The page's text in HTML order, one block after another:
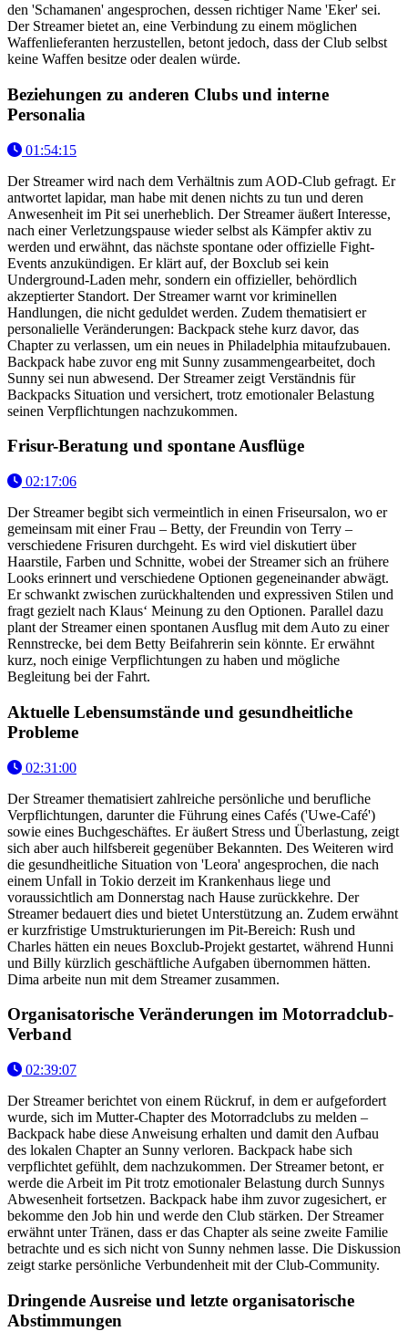
den 'Schamanen' angesprochen, dessen richtiger Name 'Eker' sei.
Der Streamer bietet an, eine Verbindung zu einem möglichen
Waffenlieferanten herzustellen, betont jedoch, dass der Club selbst
keine Waffen besitze oder dealen würde.
Beziehungen zu anderen Clubs und interne
Personalia
01:54:15
Der Streamer wird nach dem Verhältnis zum AOD-Club gefragt. Er
antwortet lapidar, man habe mit denen nichts zu tun und deren
Anwesenheit im Pit sei unerheblich. Der Streamer äußert Interesse,
nach einer Verletzungspause wieder selbst als Kämpfer aktiv zu
werden und erwähnt, das nächste spontane oder offizielle Fight-
Events anzukündigen. Er klärt auf, der Boxclub sei kein
Underground-Laden mehr, sondern ein offizieller, behördlich
akzeptierter Standort. Der Streamer warnt vor kriminellen
Handlungen, die nicht geduldet werden. Zudem thematisiert er
personalielle Veränderungen: Backpack stehe kurz davor, das
Chapter zu verlassen, um ein neues in Philadelphia mitaufzubauen.
Backpack habe zuvor eng mit Sunny zusammengearbeitet, doch
Sunny sei nun abwesend. Der Streamer zeigt Verständnis für
Backpacks Situation und versichert, trotz emotionaler Belastung
seinen Verpflichtungen nachzukommen.
Frisur-Beratung und spontane Ausflüge
02:17:06
Der Streamer begibt sich vermeintlich in einen Friseursalon, wo er
gemeinsam mit einer Frau – Betty, der Freundin von Terry –
verschiedene Frisuren durchgeht. Es wird viel diskutiert über
Haarstile, Farben und Schnitte, wobei der Streamer sich an frühere
Looks erinnert und verschiedene Optionen gegeneinander abwägt.
Er schwankt zwischen zurückhaltenden und expressiven Stilen und
fragt gezielt nach Klaus‘ Meinung zu den Optionen. Parallel dazu
plant der Streamer einen spontanen Ausflug mit dem Auto zu einer
Rennstrecke, bei dem Betty Beifahrerin sein könnte. Er erwähnt
kurz, noch einige Verpflichtungen zu haben und mögliche
Begleitung bei der Fahrt.
Aktuelle Lebensumstände und gesundheitliche
Probleme
02:31:00
Der Streamer thematisiert zahlreiche persönliche und berufliche
Verpflichtungen, darunter die Führung eines Cafés ('Uwe-Café')
sowie eines Buchgeschäftes. Er äußert Stress und Überlastung, zeigt
sich aber auch hilfsbereit gegenüber Bekannten. Des Weiteren wird
die gesundheitliche Situation von 'Leora' angesprochen, die nach
einem Unfall in Tokio derzeit im Krankenhaus liege und
voraussichtlich am Donnerstag nach Hause zurückkehre. Der
Streamer bedauert dies und bietet Unterstützung an. Zudem erwähnt
er kurzfristige Umstrukturierungen im Pit-Bereich: Rush und
Charles hätten ein neues Boxclub-Projekt gestartet, während Hunni
und Billy kürzlich geschäftliche Aufgaben übernommen hätten.
Dima arbeite nun mit dem Streamer zusammen.
Organisatorische Veränderungen im Motorradclub-
Verband
02:39:07
Der Streamer berichtet von einem Rückruf, in dem er aufgefordert
wurde, sich im Mutter-Chapter des Motorradclubs zu melden –
Backpack habe diese Anweisung erhalten und damit den Aufbau
des lokalen Chapter an Sunny verloren. Backpack habe sich
verpflichtet gefühlt, dem nachzukommen. Der Streamer betont, er
werde die Arbeit im Pit trotz emotionaler Belastung durch Sunnys
Abwesenheit fortsetzen. Backpack habe ihm zuvor zugesichert, er
bekomme den Job hin und werde den Club stärken. Der Streamer
erwähnt unter Tränen, dass er das Chapter als seine zweite Familie
betrachte und es sich nicht von Sunny nehmen lasse. Die Diskussion
zeigt starke persönliche Verbundenheit mit der Club-Community.
Dringende Ausreise und letzte organisatorische
Abstimmungen